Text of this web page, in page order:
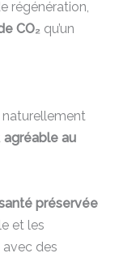
régénération,
CO₂ qu’un
agréable au
préservée
et les
des